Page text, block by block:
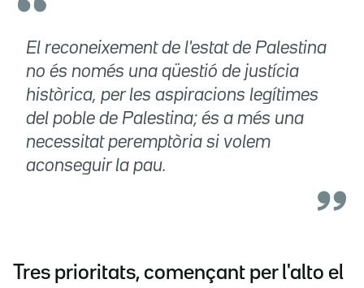
El reconeixement de l'estat de Palestina
no és només una qüestió de justícia
històrica, per les aspiracions legítimes
del poble de Palestina; és a més una
necessitat peremptòria si volem
aconseguir la pau.
Tres prioritats, començant per l'alto el